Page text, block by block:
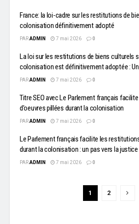
France: la loi-cadre sur les restitutions de
colonisation définitivement adopté
PARADMIN 7 mai 2026 0
La loi sur les restitutions de biens culturels
colonisation est définitivement adoptée :
PARADMIN 7 mai 2026 0
Titre SEO avec Le Parlement français
d’oeuvres pillées durant la colonisation
PARADMIN 7 mai 2026 0
Le Parlement français facilite les
durant la colonisation : un pas vers la
PARADMIN 7 mai 2026 0
1 2